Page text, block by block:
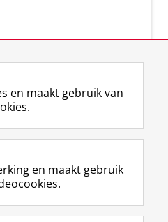
F
a
e
b
o
L
i
k
e
I
R
S
-
f
e
I
n
t
r
Y
o
T
e
en maakt gebruik van
en maakt gebruik